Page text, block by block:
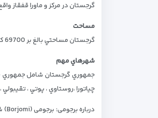
گرجستان در مركز و ماورا قفقاز
مساحت
گرجستان مساحتي بالغ بر 69700 كيلومتر مربع دارد.
شهرهاي مهم
چياتورا ،روستاوي ، پوتي ،